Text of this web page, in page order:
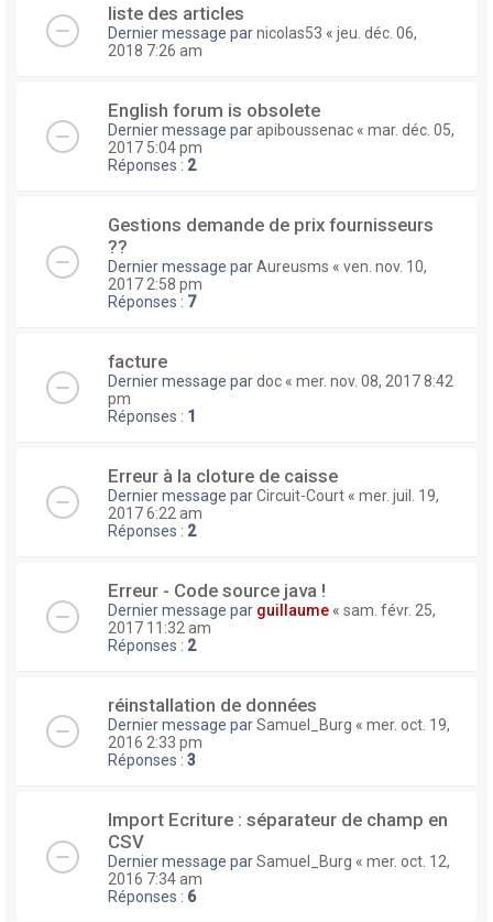
liste des articles
Dernier message parnicolas53 « jeu. déc. 06,
2018 7:26 am
English forum is obsolete
Dernier message parapiboussenac « mar. déc. 05,
2017 5:04 pm
Réponses : 2
Gestions demande de prix fournisseurs
??
Dernier message parAureusms « ven. nov. 10,
2017 2:58 pm
Réponses : 7
facture
Dernier message pardoc « mer. nov. 08, 2017 8:42
pm
Réponses : 1
Erreur à la cloture de caisse
Dernier message parCircuit-Court « mer. juil. 19,
2017 6:22 am
Réponses : 2
Erreur - Code source java !
Dernier message par guillaume « sam. févr. 25,
2017 11:32 am
Réponses : 2
réinstallation de données
Dernier message parSamuel_Burg « mer. oct. 19,
2016 2:33 pm
Réponses : 3
Import Ecriture : séparateur de champ en
CSV
Dernier message parSamuel_Burg « mer. oct. 12,
2016 7:34 am
Réponses : 6